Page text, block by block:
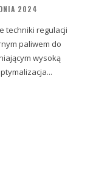
2024
techniki regulacji
paliwem do
wysoką